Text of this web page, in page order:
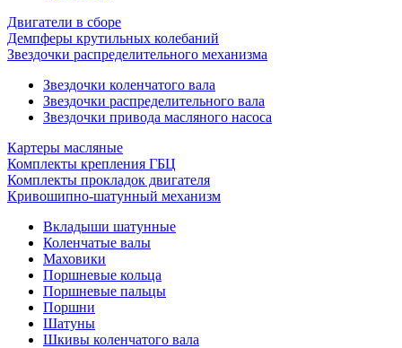
Двигатели в сборе
Демпферы крутильных колебаний
Звездочки распределительного механизма
Звездочки коленчатого вала
Звездочки распределительного вала
Звездочки привода масляного насоса
Картеры масляные
Комплекты крепления ГБЦ
Комплекты прокладок двигателя
Кривошипно-шатунный механизм
Вкладыши шатунные
Коленчатые валы
Маховики
Поршневые кольца
Поршневые пальцы
Поршни
Шатуны
Шкивы коленчатого вала